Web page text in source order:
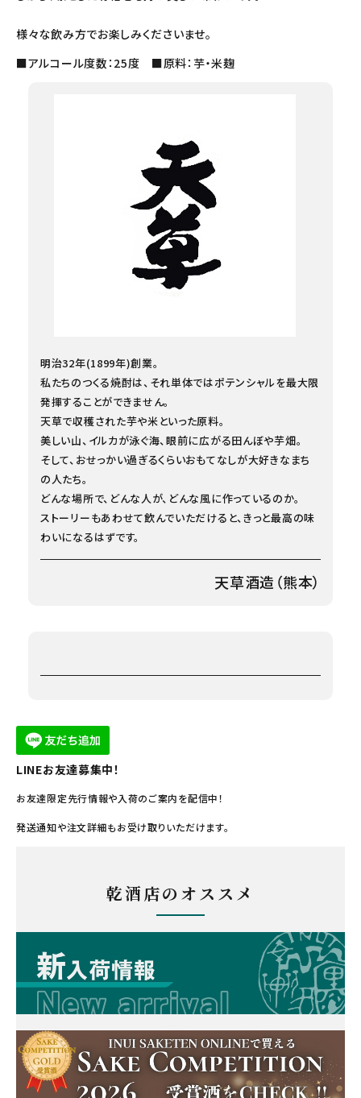
様々な飲み方でお楽しみくださいませ。
■アルコール度数：25度 ■原料：芋・米麹
明治32年(1899年)創業。
私たちのつくる焼酎は、それ単体ではポテンシャルを最大限
発揮することができません。
天草で収穫された芋や米といった原料。
美しい山、イルカが泳ぐ海、眼前に広がる田んぼや芋畑。
そして、おせっかい過ぎるくらいおもてなしが大好きなまち
の人たち。
どんな場所で、どんな人が、どんな風に作っているのか。
ストーリーもあわせて飲んでいただけると、きっと最高の味
わいになるはずです。
天草酒造（熊本）
LINEお友達募集中！
お友達限定先行情報や入荷のご案内を配信中！
発送通知や注文詳細もお受け取りいただけます。
乾酒店のオススメ